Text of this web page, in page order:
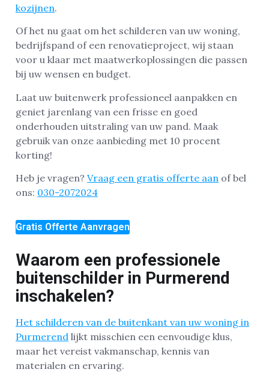
kozijnen.
Of het nu gaat om het schilderen van uw woning,
bedrijfspand of een renovatieproject, wij staan
voor u klaar met maatwerkoplossingen die passen
bij uw wensen en budget.
Laat uw buitenwerk professioneel aanpakken en
geniet jarenlang van een frisse en goed
onderhouden uitstraling van uw pand. Maak
gebruik van onze aanbieding met 10 procent
korting!
Heb je vragen? Vraag een gratis offerte aan of bel
ons: 030-2072024
Gratis Offerte Aanvragen
Waarom een professionele
buitenschilder in Purmerend
inschakelen?
Het schilderen van de buitenkant van uw woning in
Purmerend lijkt misschien een eenvoudige klus,
maar het vereist vakmanschap, kennis van
materialen en ervaring.